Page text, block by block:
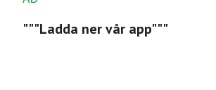
"""Ladda ner vår app"""